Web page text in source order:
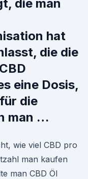
die man
hat
die die
eine Dosis,
die
man …
wie viel CBD pro
man kaufen
man CBD Öl